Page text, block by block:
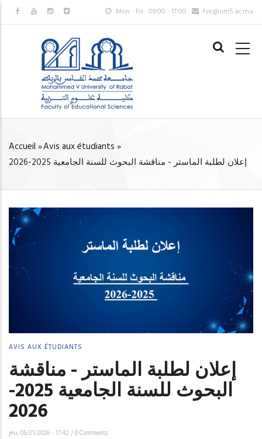
Aller
au
Mon - Fri : 09:00 - 17:00 fse@um5.ac.ma
MAIN
FIL
D'ARIANE
Accueil »Avis aux étudiants »
إعلان لطلبة الماستر - مناقشة البحوث للسنة الجامعية 2025-2026
AVIS AUX ÉTUDIANTS
إعلان لطلبة الماستر - مناقشة
البحوث للسنة الجامعية 2025-
2026
jeu, 05/21/2026 - 17:42 /0 Comments